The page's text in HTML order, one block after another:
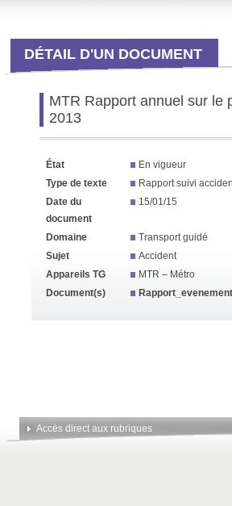
DÉTAIL D'UN DOCUMENT
MTR Rapport annuel sur le
2013
État
En vigueur
Type de texte
Rapport suivi
Date du
document
15/01/15
Domaine
Transport guidé
Sujet
Accident
Appareils TG
MTR – Métro
Document(s)
Accès direct aux rubriques